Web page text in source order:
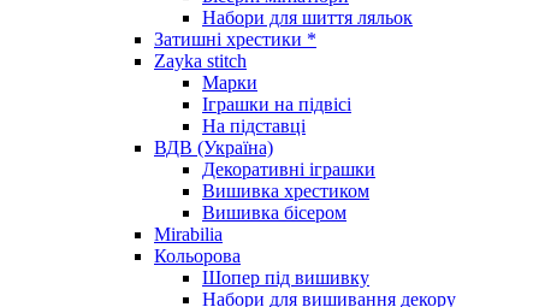
Набори для шиття ляльок
Затишні хрестики *
Zayka stitch
Марки
Іграшки на підвісі
На підставці
ВДВ (Україна)
Декоративні іграшки
Вишивка хрестиком
Вишивка бісером
Mirabilia
Кольорова
Шопер під вишивку
Набори для вишивання декору